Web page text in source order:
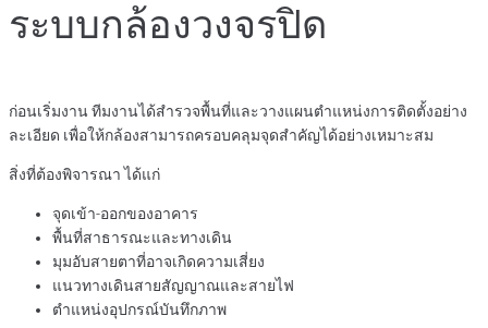
ระบบกล้องวงจรปิด
ก่อนเริ่มงาน ทีมงานได้สำรวจพื้นที่และวางแผนตำแหน่งการติดตั้งอย่าง
ละเอียด เพื่อให้กล้องสามารถครอบคลุมจุดสำคัญได้อย่างเหมาะสม
สิ่งที่ต้องพิจารณา ได้แก่
จุดเข้า-ออกของอาคาร
พื้นที่สาธารณะและทางเดิน
มุมอับสายตาที่อาจเกิดความเสี่ยง
แนวทางเดินสายสัญญาณและสายไฟ
ตำแหน่งอุปกรณ์บันทึกภาพ